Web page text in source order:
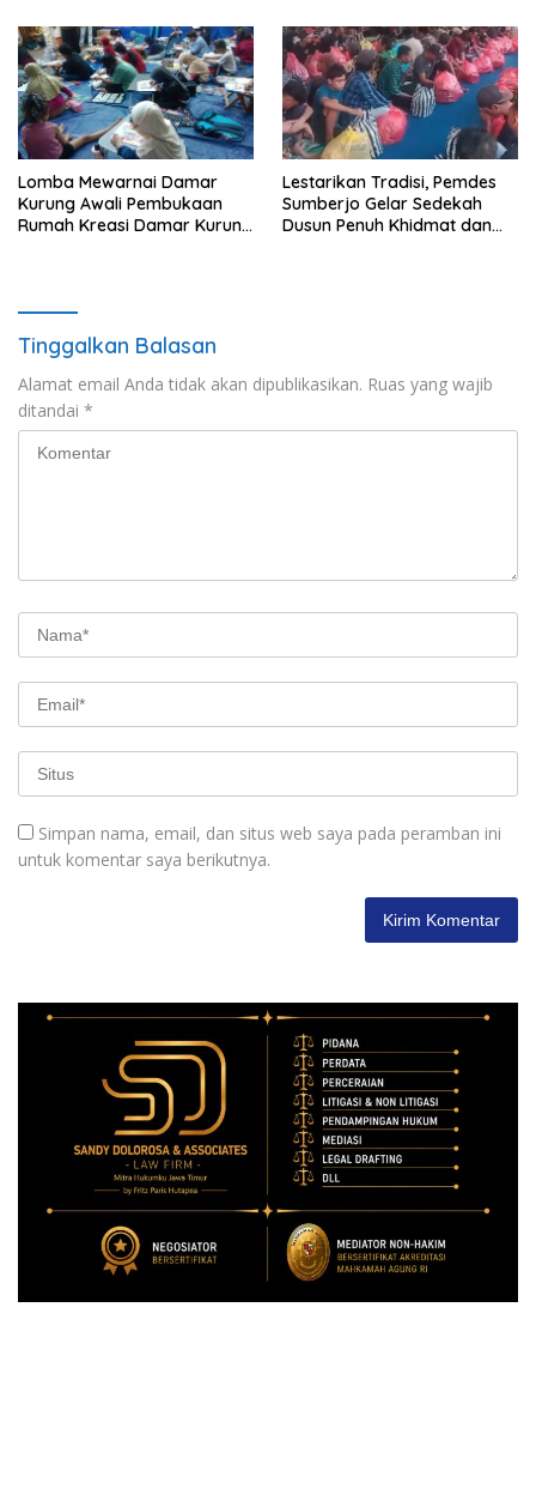
Lomba Mewarnai Damar
Kurung Awali Pembukaan
Rumah Kreasi Damar Kurung
Lestarikan Tradisi, Pemdes
Sumberjo Gelar Sedekah
Dusun Penuh Khidmat dan
Tinggalkan Balasan
Alamat email Anda tidak akan dipublikasikan. Ruas yang wajib
ditandai *
Simpan nama, email, dan situs web saya pada peramban ini
untuk komentar saya berikutnya.